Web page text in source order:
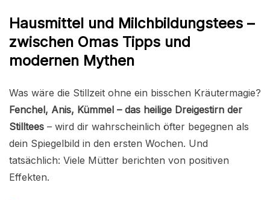
Hausmittel und Milchbildungstees –
zwischen Omas Tipps und
modernen Mythen
Was wäre die Stillzeit ohne ein bisschen Kräutermagie?
Fenchel, Anis, Kümmel – das heilige Dreigestirn der
Stilltees – wird dir wahrscheinlich öfter begegnen als
dein Spiegelbild in den ersten Wochen. Und
tatsächlich: Viele Mütter berichten von positiven
Effekten.